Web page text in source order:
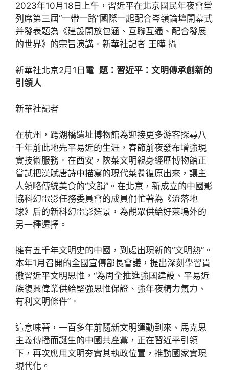
2023年10月18日上午，習近平在北京國民年夜會堂
列席第三屆“一帶一路”國際一起配合岑嶺論壇開幕式
并發表題為《建設開放包涵、互聯互通、配合發展
的世界》的宗旨演講。新華社記者 王曄 攝
新華社北京2月1日電 題：習近平：文明傳承創新的
引領人
新華社記者
在杭州，跨湖橋遺址博物館為迎接更多游客探尋八
千年前此地先平易近的生涯，春節前夜發布增強現
實技術服務。在西安，陜菜文明親身經歷博物館正
嘗試把漢賦唐詩中描寫的現代菜肴復原出來，讓主
人領略傳統美食的“文韻”。在北京，新成立的中國影
協科幻電影任務委員會的成員們忙著為《流落地
球》后的新科幻電影選景，為觀眾供給好萊塢外的
另一種選擇。
擁有五千年文明史的中國，到處出現新的“文明熱”。
本年1月召開的全國宣傳部長會議，提出深刻學習貫
徹習近平文明思惟，“為周全推進強國建設、平易近
族復興偉業供給堅強思惟保證、強年夜精力氣力、
有利文明條件”。
這意味著，一百多年前隨新文明運動到來、馬克思
主義傳播而誕生的中國共產黨，正在習近平引領
下，再次應用文明夯實其執政位置，推動國家實現
現代化。